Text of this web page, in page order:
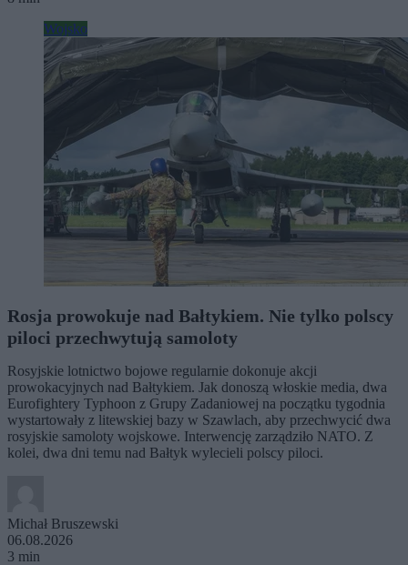
Wojsko
Rosja prowokuje nad Bałtykiem. Nie tylko polscy
piloci przechwytują samoloty
Rosyjskie lotnictwo bojowe regularnie dokonuje akcji
prowokacyjnych nad Bałtykiem. Jak donoszą włoskie media, dwa
Eurofightery Typhoon z Grupy Zadaniowej na początku tygodnia
wystartowały z litewskiej bazy w Szawlach, aby przechwycić dwa
rosyjskie samoloty wojskowe. Interwencję zarządziło NATO. Z
kolei, dwa dni temu nad Bałtyk wylecieli polscy piloci.
Michał Bruszewski
06.08.2026
3 min